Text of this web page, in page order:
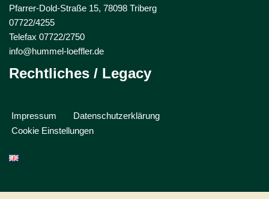
Pfarrer-Dold-Straße 15, 78098 Triberg
07722/4255
Telefax 07722/2750
info@hummel-loeffler.de
Rechtliches / Legacy
Impressum
Datenschutzerklärung
Cookie Einstellungen